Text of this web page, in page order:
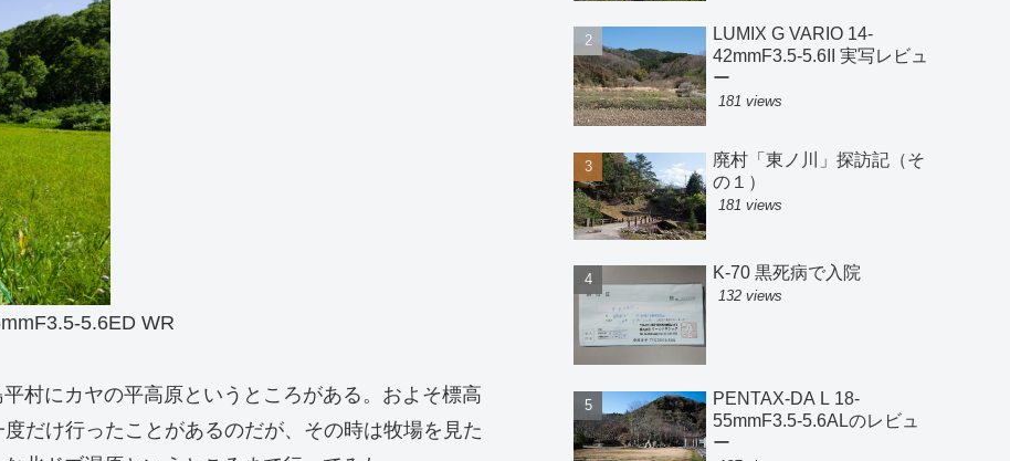
5.6ED WR
村にカヤの平高原というところがある。およそ標高
だけ行ったことがあるのだが、その時は牧場を見た
LUMIX G VARIO 14-
42mmF3.5-5.6II 実写レビュ
ー
181 views
廃村「東ノ川」探訪記（そ
の１）
181 views
K-70 黒死病で入院
132 views
PENTAX-DA L 18-
55mmF3.5-5.6ALのレビュ
ー